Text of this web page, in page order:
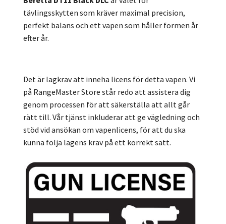
tävlingsskytten som kräver maximal precision,
perfekt balans och ett vapen som håller formen år
efter år.
Det är lagkrav att inneha licens för detta vapen. Vi
på RangeMaster Store står redo att assistera dig
genom processen för att säkerställa att allt går
rätt till. Vår tjänst inkluderar att ge vägledning och
stöd vid ansökan om vapenlicens, för att du ska
kunna följa lagens krav på ett korrekt sätt.